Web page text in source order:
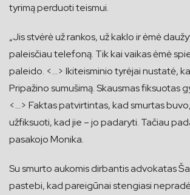
tyrimą perduoti teismui.
„Jis stvėrė už rankos, už kaklo ir ėmė
paleisčiau telefoną. Tik kai vaikas ėmė
paleido. <…> Ikiteisminio tyrėjai nustatė,
Pripažino sumušimą. Skausmas fiksuotas
<…> Faktas patvirtintas, kad smurtas
užfiksuoti, kad jie – jo padaryti. Tačiau
pasakojo Monika.
Su smurto aukomis dirbantis advokatas
pastebi, kad pareigūnai stengiasi